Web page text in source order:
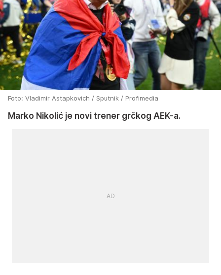
Foto: Vladimir Astapkovich / Sputnik / Profimedia
Marko Nikolić je novi trener grčkog AEK-a.